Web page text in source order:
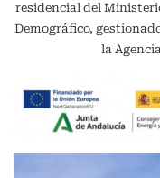
residencial del
Demográfico,
la